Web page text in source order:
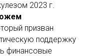
2023 г.
призван
поддержку
финансовые